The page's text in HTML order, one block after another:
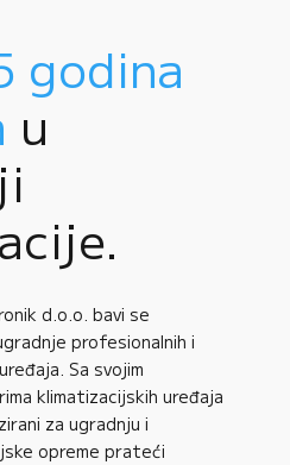
godina
u
d.o.o. bavi se
profesionalnih i
Sa svojim
klimatizacijskih uređaja
za ugradnju i
opreme prateći